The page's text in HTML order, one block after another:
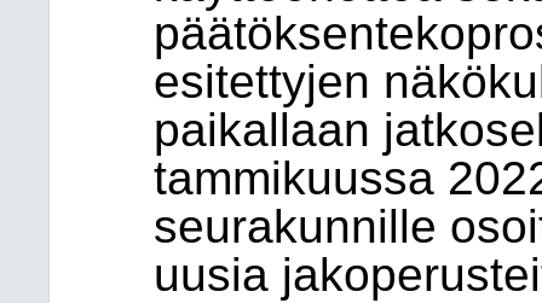
esitettyjen
paikallaan
tammikuussa
seurakunnille
uusia